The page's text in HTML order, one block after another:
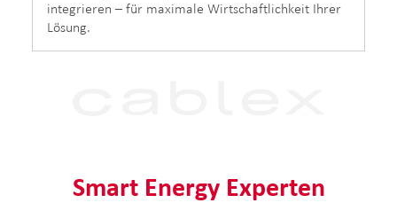
integrieren – für maximale Wirtschaftlichkeit Ihrer
Lösung.
Smart Energy Experten